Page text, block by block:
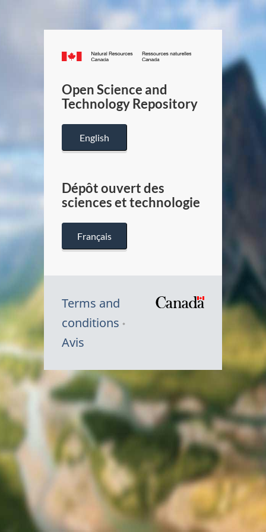
Canada.ca
/
Canada
Open Science and
Technology Repository
English
Dépôt ouvert des
sciences et technologie
Français
Terms and
conditions
Avis
Canada